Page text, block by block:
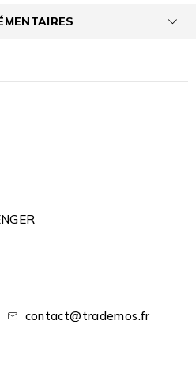
contact@trademos.fr